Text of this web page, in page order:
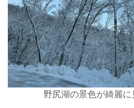
野尻湖の景色が綺麗に